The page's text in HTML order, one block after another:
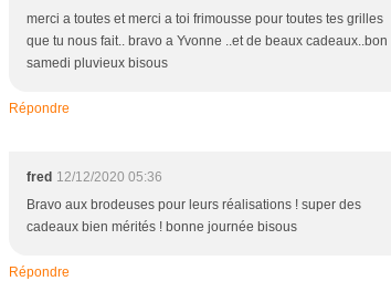
merci a toutes et merci a toi frimousse pour toutes tes grilles
que tu nous fait.. bravo a Yvonne ..et de beaux cadeaux..bon
samedi pluvieux bisous
Répondre
fred 12/12/2020 05:36
Bravo aux brodeuses pour leurs réalisations ! super des
cadeaux bien mérités ! bonne journée bisous
Répondre